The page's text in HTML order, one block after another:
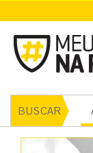
BUSCAR